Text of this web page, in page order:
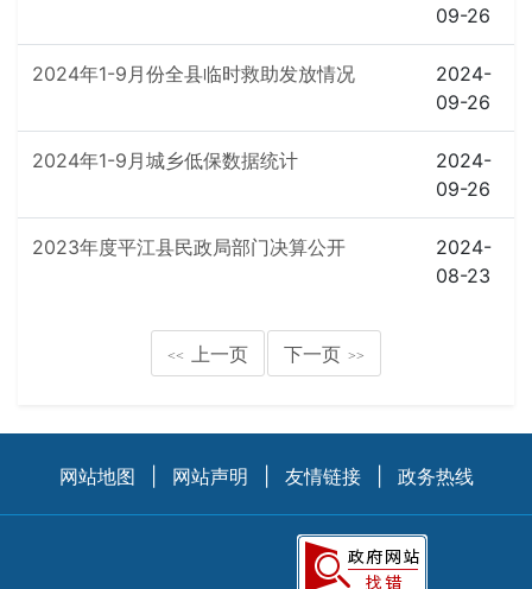
09-26
2024年1-9月份全县临时救助发放情况
2024-
09-26
2024年1-9月城乡低保数据统计
2024-
09-26
2023年度平江县民政局部门决算公开
2024-
08-23
<< 上一页 下一页 >>
网站地图 网站声明 友情链接 政务热线